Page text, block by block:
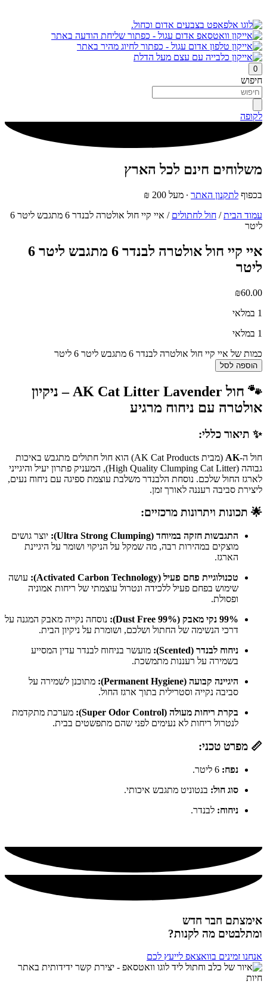
0
חיפוש
לקופה
משלוחים חינם לכל הארץ
בכפוף לתקנון האתר ∙ מעל 200 ₪
עמוד הבית/ חול לחתולים
/ איי קיי חול אולטרה לבנדר 6 מתגבש ליטר 6
ליטר
איי קיי חול אולטרה לבנדר 6 מתגבש ליטר 6
ליטר
₪60.00
1 במלאי
1 במלאי
כמות של איי קיי חול אולטרה לבנדר 6 מתגבש ליטר 6 ליטר
הוספה לסל
🐾 חול AK Cat Litter Lavender – ניקיון
אולטרה עם ניחוח מרגיע
✨ תיאור כללי:
חול ה-AK
(מבית AK Cat Products) הוא חול חתולים מתגבש באיכות
גבוהה (High Quality Clumping Cat Litter), המעניק פתרון יעיל והיגייני
לארגז החול שלכם. נוסחת הלבנדר משלבת עוצמת ספיגה עם ניחוח נעים,
ליצירת סביבה רעננה לאורך זמן.
🌟 תכונות ויתרונות מרכזיים:
התגבשות חזקה במיוחד (Ultra Strong Clumping):
יוצר גושים
מוצקים במהירות רבה, מה שמקל על הניקוי ושומר על היגיינת
הארגז.
טכנולוגיית פחם פעיל (Activated Carbon Technology):
עושה
שימוש בפחם פעיל ללכידה ונטרול עוצמתי של ריחות אמוניה
ופסולת.
99% נקי מאבק (99% Dust Free):
נוסחה נקייה מאבק המגנה על
דרכי הנשימה של החתול ושלכם, ושומרת על ניקיון הבית.
ניחוח לבנדר (Scented):
מועשר בניחוח לבנדר עדין המסייע
בשמירה על רעננות מתמשכת.
היגיינה קבועה (Permanent Hygiene):
מתוכנן לשמירה על
סביבה נקייה וסטרילית בתוך ארגז החול.
בקרת ריחות מעולה (Super Odor Control):
מערכת מתקדמת
לנטרול ריחות לא נעימים לפני שהם מתפשטים בבית.
📏 מפרט טכני:
נפח:
סוג חול: בנטוניט מתגבש איכותי.
ניחוח: לבנדר.
אימצתם חבר חדש
ומתלבטים מה לקנות?
אנחנו זמינים בוואצאפ לייעץ לכם